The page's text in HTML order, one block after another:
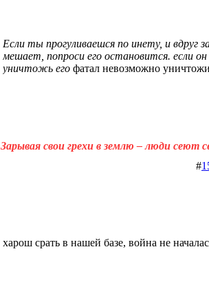
Если ты прогуливаешся по инету, и
мешает, попроси его остановится. если
уничтожь его фатал невозможно
Зарывая свои грехи в землю – люди сеют
#
харош срать в нашей базе, война не